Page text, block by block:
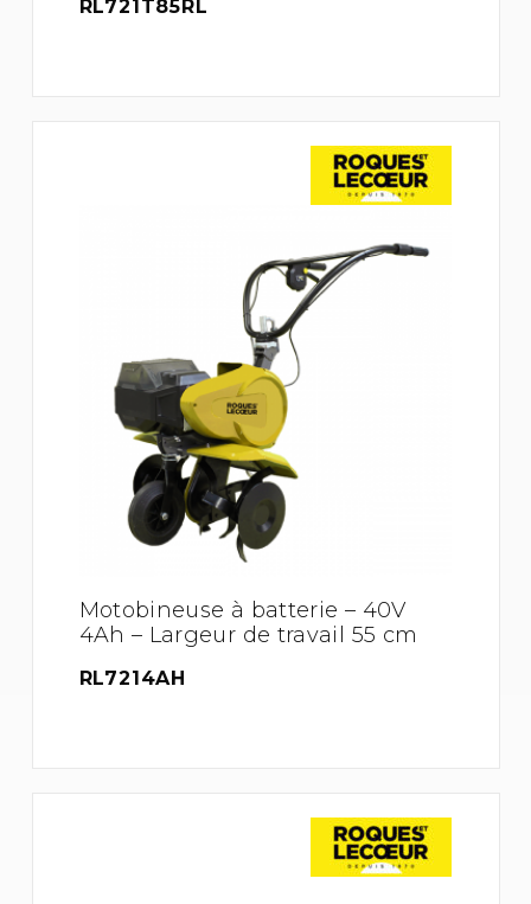
RL721T85RL
Motobineuse à batterie – 40V
4Ah – Largeur de travail 55 cm
RL7214AH